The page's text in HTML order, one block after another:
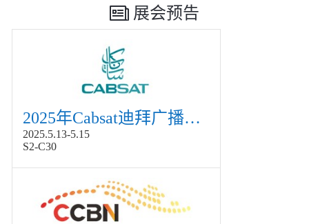
展会预告
2025年Cabsat迪拜广播电视展
2025.5.13-5.15
S2-C30